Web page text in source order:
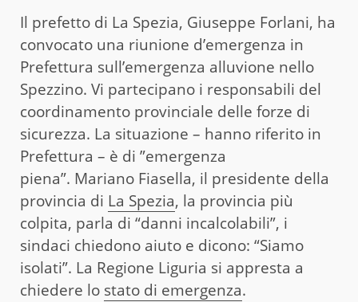
Il prefetto di La Spezia, Giuseppe Forlani, ha
convocato una riunione d’emergenza in
Prefettura sull’emergenza alluvione nello
Spezzino. Vi partecipano i responsabili del
coordinamento provinciale delle forze di
sicurezza. La situazione – hanno riferito in
Prefettura – è di ”emergenza
piena”. Mariano Fiasella, il presidente della
provincia di La Spezia, la provincia più
colpita, parla di “danni incalcolabili”, i
sindaci chiedono aiuto e dicono: “Siamo
isolati”. La Regione Liguria si appresta a
chiedere lo stato di emergenza.